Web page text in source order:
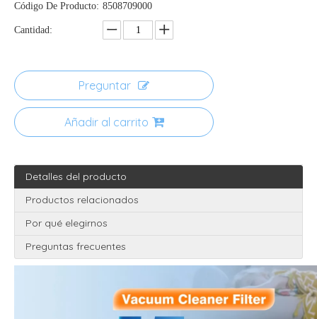
Código De Producto: 8508709000
Cantidad:
Preguntar
Añadir al carrito
Detalles del producto
Productos relacionados
Por qué elegirnos
Preguntas frecuentes